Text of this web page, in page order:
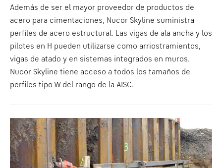
Además de ser el mayor proveedor de productos de
acero para cimentaciones, Nucor Skyline suministra
perfiles de acero estructural. Las vigas de ala ancha y los
pilotes en H pueden utilizarse como arriostramientos,
vigas de atado y en sistemas integrados en muros.
Nucor Skyline tiene acceso a todos los tamaños de
perfiles tipo W del rango de la AISC.